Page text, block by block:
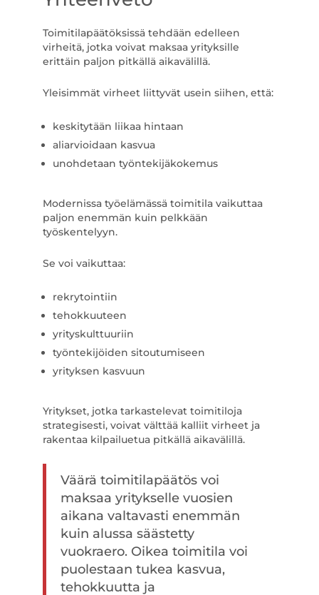
Toimitilapäätöksissä tehdään edelleen
virheitä, jotka voivat maksaa yrityksille
erittäin paljon pitkällä aikavälillä.
Yleisimmät virheet liittyvät usein siihen, että:
keskitytään liikaa hintaan
aliarvioidaan kasvua
unohdetaan työntekijäkokemus
Modernissa työelämässä toimitila vaikuttaa
paljon enemmän kuin pelkkään
työskentelyyn.
Se voi vaikuttaa:
rekrytointiin
tehokkuuteen
yrityskulttuuriin
työntekijöiden sitoutumiseen
yrityksen kasvuun
Yritykset, jotka tarkastelevat toimitiloja
strategisesti, voivat välttää kalliit virheet ja
rakentaa kilpailuetua pitkällä aikavälillä.
Väärä toimitilapäätös voi
maksaa yritykselle vuosien
aikana valtavasti enemmän
kuin alussa säästetty
vuokraero. Oikea toimitila voi
puolestaan tukea kasvua,
tehokkuutta ja